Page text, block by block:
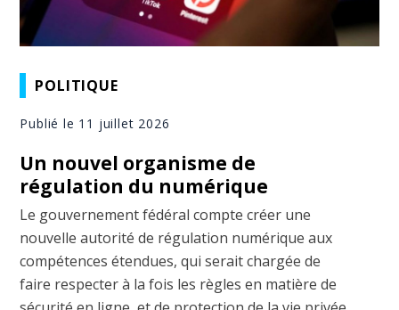
POLITIQUE
Publié le 11 juillet 2026
Un nouvel organisme de
régulation du numérique
Le gouvernement fédéral compte créer une
nouvelle autorité de régulation numérique aux
compétences étendues, qui serait chargée de
faire respecter à la fois les règles en matière de